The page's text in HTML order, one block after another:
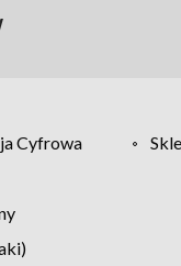
Cyfrowa